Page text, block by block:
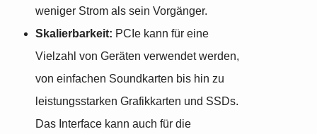
weniger Strom als sein Vorgänger.
Skalierbarkeit: PCIe kann für eine
Vielzahl von Geräten verwendet werden,
von einfachen Soundkarten bis hin zu
leistungsstarken Grafikkarten und SSDs.
Das Interface kann auch für die